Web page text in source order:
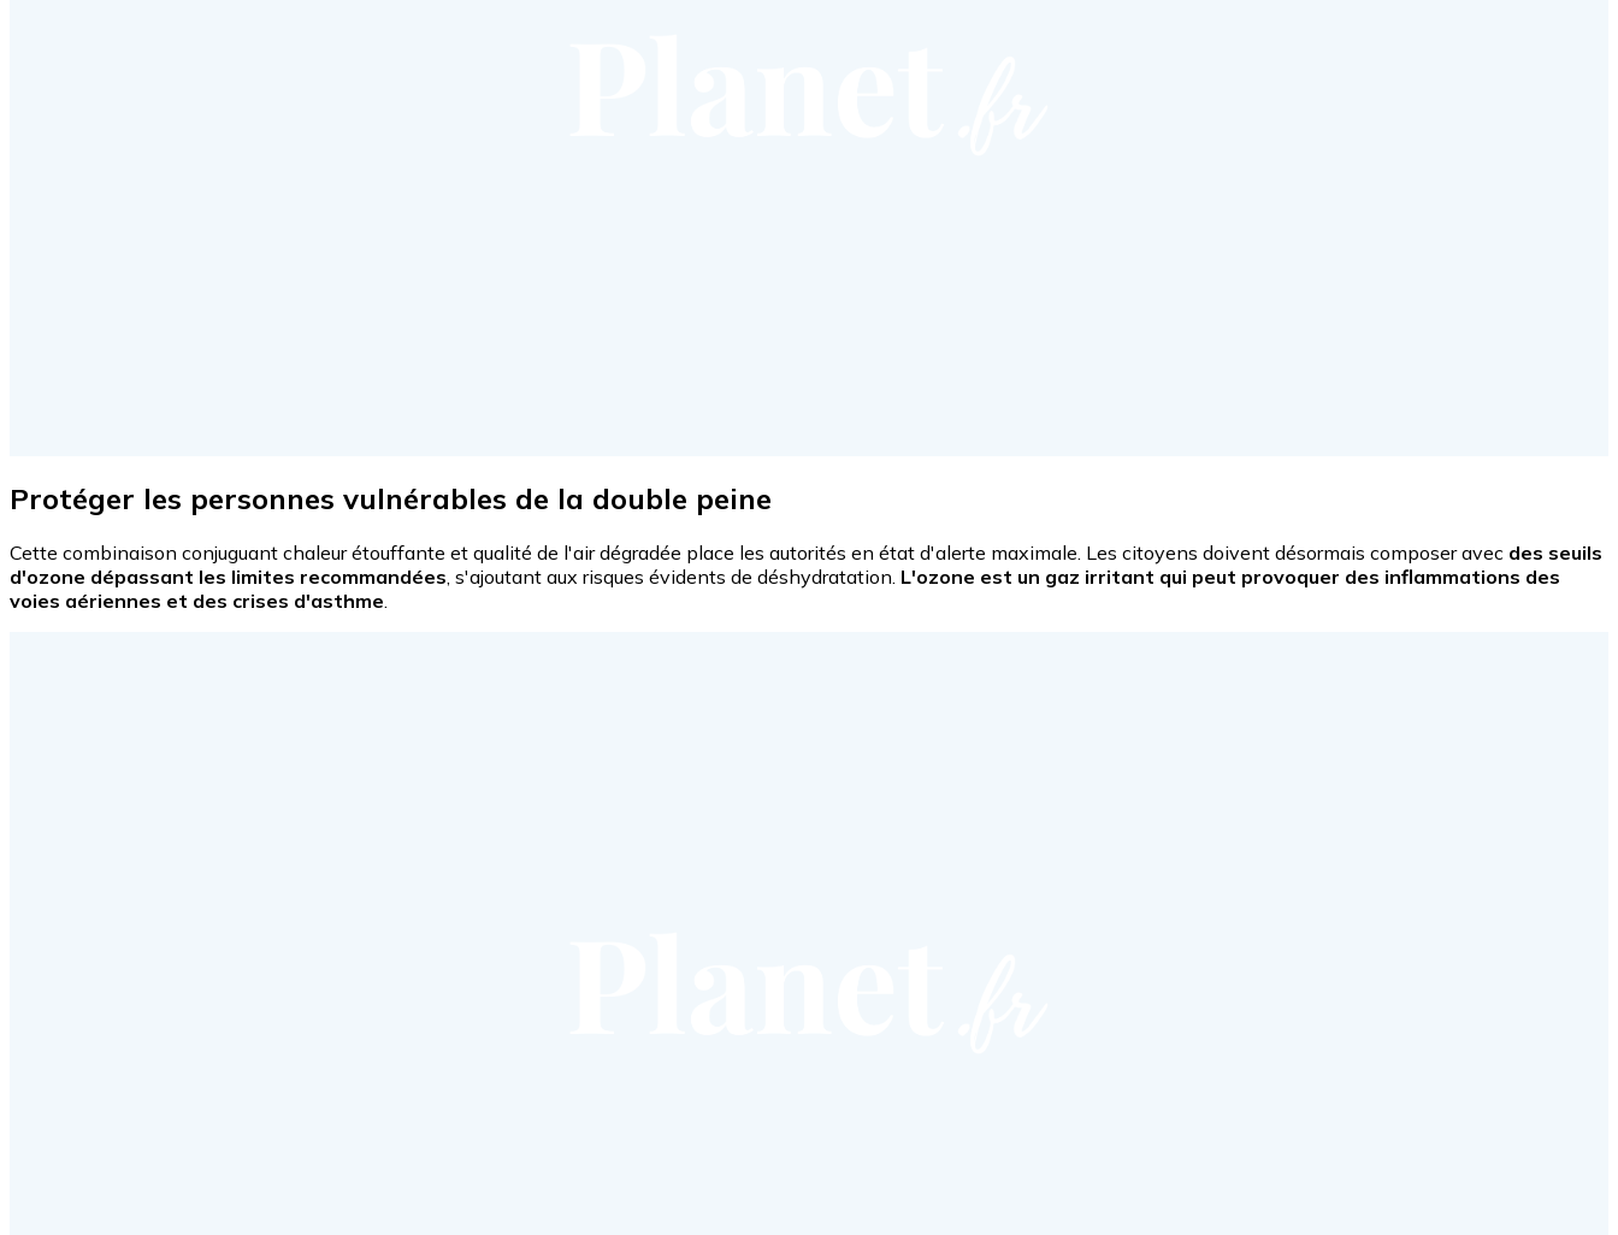
Protéger les personnes vulnérables de la double peine
Cette combinaison conjuguant chaleur étouffante et qualité de l'air dégradée place les autorités en état d'alerte maximale. Les citoyens doivent désormais composer avec des seuils
d'ozone dépassant les limites recommandées , s'ajoutant aux risques évidents de déshydratation. L'ozone est un gaz irritant qui peut provoquer des inflammations des
voies aériennes et des crises d'asthme